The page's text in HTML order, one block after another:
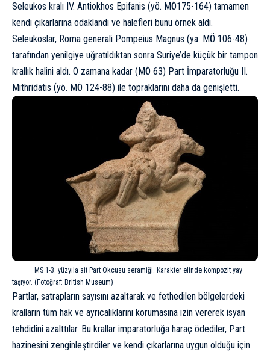
Seleukos kralı IV. Antiokhos Epifanis (yö. MÖ175-164) tamamen
kendi çıkarlarına odaklandı ve halefleri bunu örnek aldı.
Seleukoslar, Roma generali Pompeius Magnus (ya. MÖ 106-48)
tarafından yenilgiye uğratıldıktan sonra Suriye’de küçük bir tampon
krallık halini aldı. O zamana kadar (MÖ 63) Part İmparatorluğu II.
Mithridatis (yö. MÖ 124-88) ile topraklarını daha da genişletti.
MS 1-3. yüzyıla ait Part Okçusu seramiği. Karakter elinde kompozit yay
taşıyor. (Fotoğraf: British Museum)
Partlar, satrapların sayısını azaltarak ve fethedilen bölgelerdeki
kralların tüm hak ve ayrıcalıklarını korumasına izin vererek isyan
tehdidini azalttılar. Bu krallar imparatorluğa haraç ödediler, Part
hazinesini zenginleştirdiler ve kendi çıkarlarına uygun olduğu için